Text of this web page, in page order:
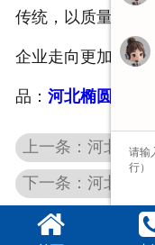
传统，以质量求生
企业走向更加辉煌
品： 河北椭圆封头
上一条：河北半
下一条：河北铝封